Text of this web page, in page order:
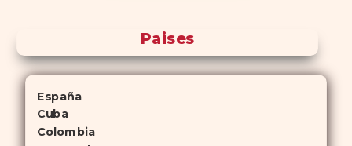
Paises
España
Cuba
Colombia